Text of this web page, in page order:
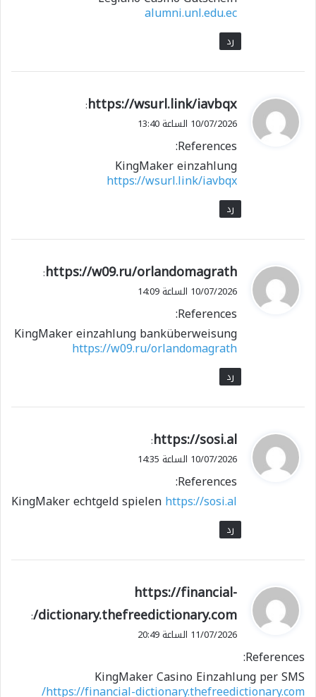
alumni.unl.edu.ec
رد
ي
ق
ل
https://wsurl.link/iavbqx
:
10/07/2026 الساعة 13:40
References:
KingMaker einzahlung
https://wsurl.link/iavbqx
رد
ي
ق
ل
https://w09.ru/orlandomagrath
:
10/07/2026 الساعة 14:09
References:
KingMaker einzahlung banküberweisung
https://w09.ru/orlandomagrath
رد
ي
ق
ل
https://sosi.al
:
10/07/2026 الساعة 14:35
References:
KingMaker echtgeld spielenhttps://sosi.al
رد
ي
و
ل
https://financial-
dictionary.thefreedictionary.com/
:
11/07/2026 الساعة 20:49
References:
KingMaker Casino Einzahlung per SMS
https://financial-dictionary.thefreedictionary.com/